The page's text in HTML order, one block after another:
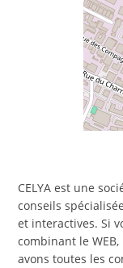
CELYA est une
conseils
et interactives. Si
combinant le
avons toutes les